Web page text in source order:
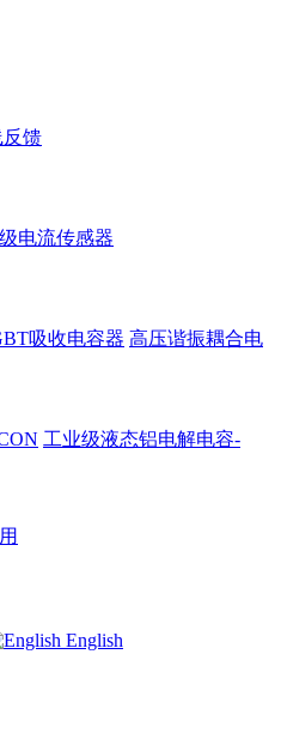
馈
电流传感器
吸收电容器 高压谐振耦合电
工业级液态铝电解电容-
English